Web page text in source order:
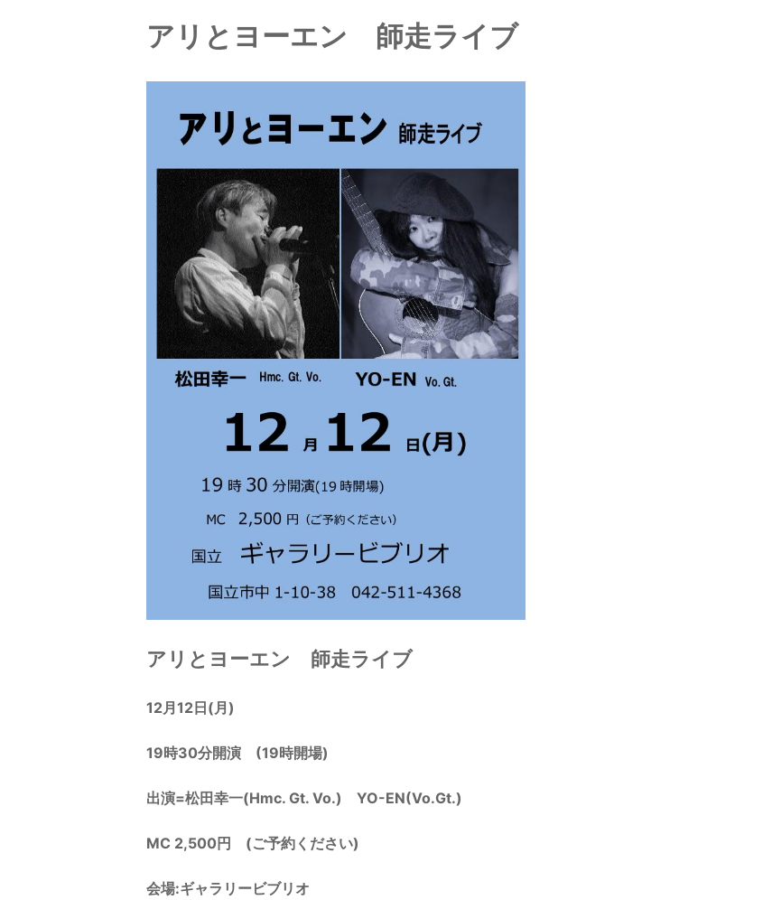
アリとヨーエン 師走ライブ
アリとヨーエン 師走ライブ
12月12日(月)
19時30分開演 (19時開場)
出演=松田幸一(Hmc. Gt. Vo.) YO-EN(Vo.Gt.)
MC 2,500円 (ご予約ください)
会場:ギャラリービブリオ